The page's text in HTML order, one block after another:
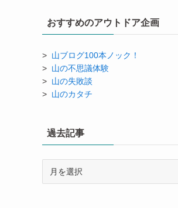
おすすめのアウトドア企画
> 山ブログ100本ノック！
> 山の不思議体験
> 山の失敗談
> 山のカタチ
過去記事